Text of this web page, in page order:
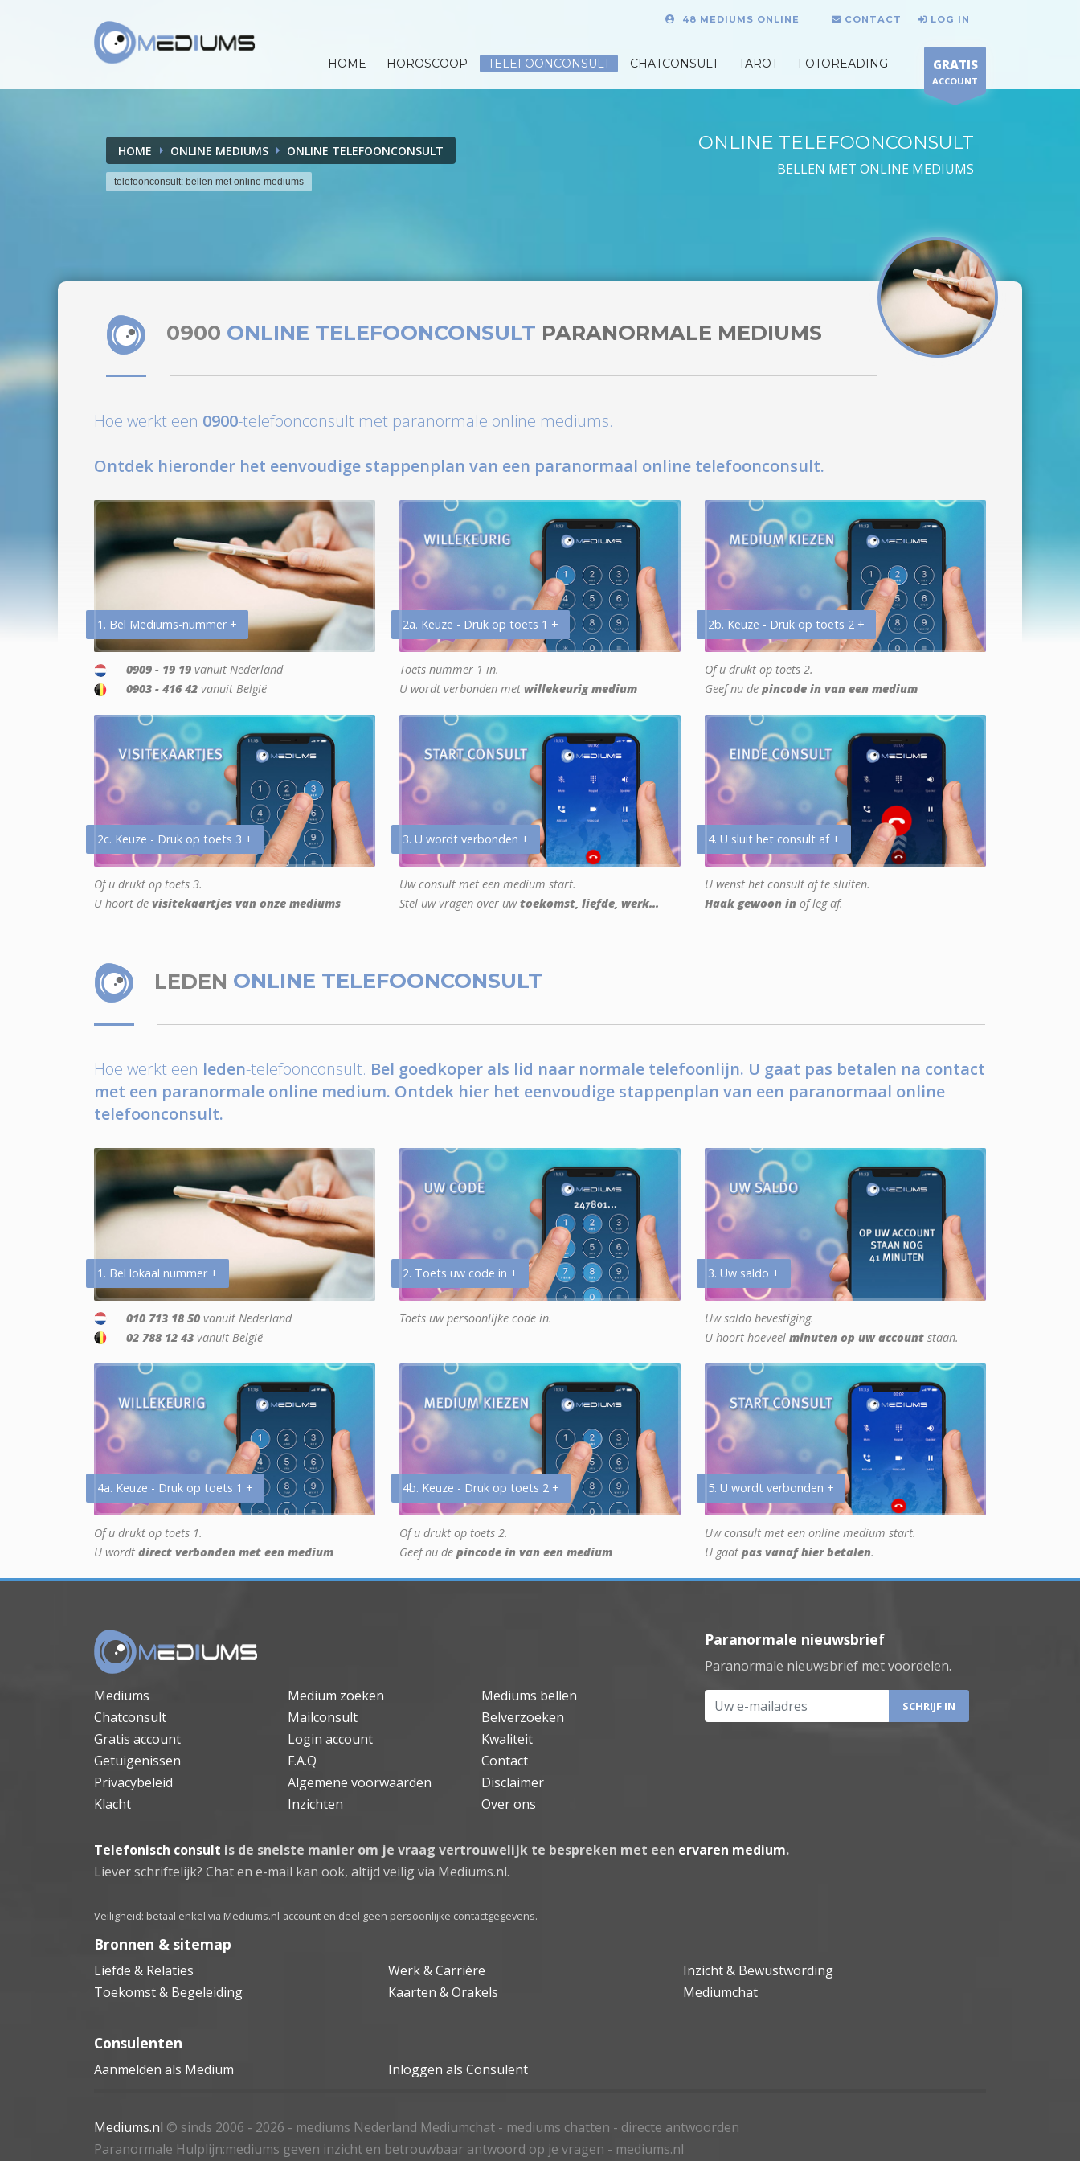
48 MEDIUMS ONLINE CONTACT LOG IN
HOME HOROSCOOP TELEFOONCONSULT CHATCONSULT TAROT FOTOREADING GRATIS
ACCOUNT
HOME ONLINE MEDIUMS ONLINE TELEFOONCONSULT
telefoonconsult: bellen met online mediums
ONLINE TELEFOONCONSULT
BELLEN MET ONLINE MEDIUMS
0900 ONLINE TELEFOONCONSULT PARANORMALE MEDIUMS
Hoe werkt een 0900-telefoonconsult met paranormale online mediums.
Ontdek hieronder het eenvoudige stappenplan van een paranormaal online telefoonconsult.
1. Bel Mediums-nummer +
0909 - 19 19 vanuit Nederland
0903 - 416 42 vanuit België
2a. Keuze - Druk op toets 1 +
Toets nummer 1 in.
U wordt verbonden met willekeurig medium
2b. Keuze - Druk op toets 2 +
Of u drukt op toets 2.
Geef nu de pincode in van een medium
2c. Keuze - Druk op toets 3 +
Of u drukt op toets 3.
U hoort de visitekaartjes van onze mediums
3. U wordt verbonden +
Uw consult met een medium start.
Stel uw vragen over uwtoekomst, liefde, werk...
4. U sluit het consult af +
U wenst het consult af te sluiten.
Haak gewoon in of leg af.
LEDEN ONLINE TELEFOONCONSULT
Hoe werkt een leden-telefoonconsult. Bel goedkoper als lid naar normale telefoonlijn. U gaat pas betalen na contact
met een paranormale online medium. Ontdek hier het eenvoudige stappenplan van een paranormaal online
telefoonconsult.
1. Bel lokaal nummer +
010 713 18 50 vanuit Nederland
02 788 12 43 vanuit België
2. Toets uw code in +
Toets uw persoonlijke code in.
3. Uw saldo +
Uw saldo bevestiging.
U hoort hoeveel minuten op uw account staan.
4a. Keuze - Druk op toets 1 +
Of u drukt op toets 1.
U wordt direct verbonden met een medium
4b. Keuze - Druk op toets 2 +
Of u drukt op toets 2.
Geef nu de pincode in van een medium
5. U wordt verbonden +
Uw consult met een online medium start.
U gaat pas vanaf hier betalen.
Mediums Medium zoeken
Mediums bellen
Chatconsult
Mailconsult
Belverzoeken
Gratis account
Login account
Kwaliteit
Getuigenissen
F.A.Q
Contact
Privacybeleid
Algemene voorwaarden
Disclaimer
Klacht
Inzichten Over ons
Paranormale nieuwsbrief
Paranormale nieuwsbrief met voordelen.
Uw e-mailadres
Telefonisch consult is de snelste manier om je vraag vertrouwelijk te bespreken met een ervaren medium.
Liever schriftelijk? Chat en e-mail kan ook, altijd veilig via Mediums.nl.
Veiligheid: betaal enkel via Mediums.nl-account en deel geen persoonlijke contactgegevens.
Bronnen & sitemap
Liefde & Relaties Werk & Carrière
Inzicht & Bewustwording
Toekomst & Begeleiding
Kaarten & Orakels Mediumchat
Consulenten
Aanmelden als Medium Inloggen als Consulent
Mediums.nl © sinds 2006 - 2026 - mediums Nederland Mediumchat - mediums chatten - directe antwoorden
Paranormale Hulplijn:mediums geven inzicht en betrouwbaar antwoord op je vragen - mediums.nl